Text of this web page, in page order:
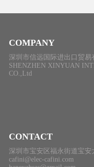
COMPANY
深圳市信远国际进出口贸易
SHENZHEN XINYUAN
CO.,Ltd
CONTACT
深圳市宝安区福永街道宝安
cafini@elec-cafini.com